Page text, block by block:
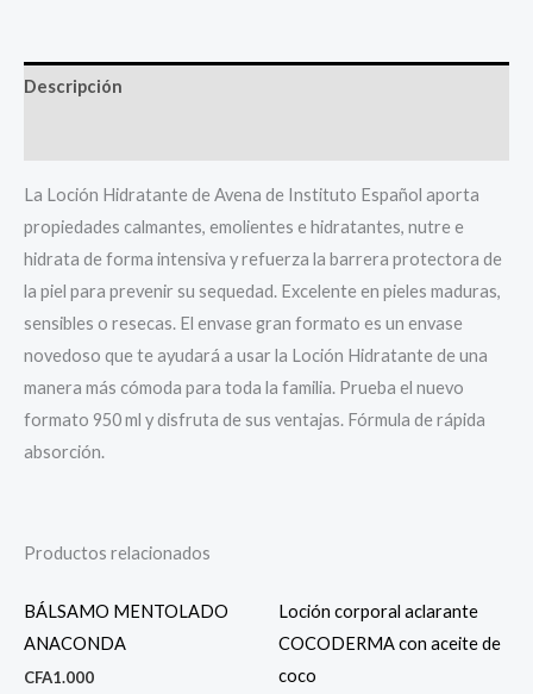
Descripción
La Loción Hidratante de Avena de Instituto Español aporta
propiedades calmantes, emolientes e hidratantes, nutre e
hidrata de forma intensiva y refuerza la barrera protectora de
la piel para prevenir su sequedad. Excelente en pieles maduras,
sensibles o resecas. El envase gran formato es un envase
novedoso que te ayudará a usar la Loción Hidratante de una
manera más cómoda para toda la familia. Prueba el nuevo
formato 950 ml y disfruta de sus ventajas. Fórmula de rápida
absorción.
Productos relacionados
BÁLSAMO MENTOLADO
ANACONDA
CFA1.000
Loción corporal aclarante
COCODERMA con aceite de
coco